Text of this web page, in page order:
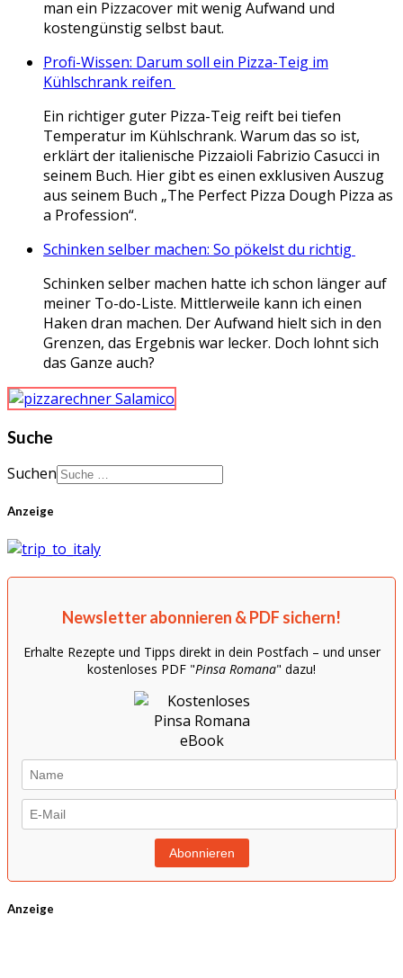
man ein Pizzacover mit wenig Aufwand und
kostengünstig selbst baut.
Profi-Wissen: Darum soll ein Pizza-Teig im
Kühlschrank reifen
Ein richtiger guter Pizza-Teig reift bei tiefen
Temperatur im Kühlschrank. Warum das so ist,
erklärt der italienische Pizzaioli Fabrizio Casucci in
seinem Buch. Hier gibt es einen exklusiven Auszug
aus seinem Buch „The Perfect Pizza Dough Pizza as
a Profession“.
Schinken selber machen: So pökelst du richtig
Schinken selber machen hatte ich schon länger auf
meiner To-do-Liste. Mittlerweile kann ich einen
Haken dran machen. Der Aufwand hielt sich in den
Grenzen, das Ergebnis war lecker. Doch lohnt sich
das Ganze auch?
Suche
Suchen
Anzeige
Newsletter abonnieren & PDF sichern!
Erhalte Rezepte und Tipps direkt in dein Postfach – und unser
kostenloses PDF "Pinsa Romana" dazu!
Anzeige